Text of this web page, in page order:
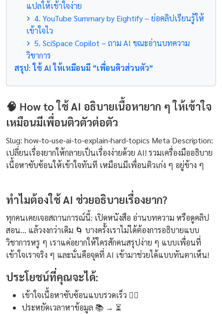
แปลให้เข้าใจง่าย
4. YouTube Summary by Eightify – ย่อคลิปเรียนรู้ให้
เข้าใจไว
5. SciSpace Copilot – ถาม AI ขณะอ่านบทความ
วิชาการ
สรุป: ใช้ AI ให้เหมือนมี “เพื่อนติวส่วนตัว”
🧠 How to ใช้ AI อธิบายเนื้อหายาก ๆ ให้เข้าใจ
เหมือนมีเพื่อนติวตัวต่อตัว
Slug: how-to-use-ai-to-explain-hard-topics Meta Description:
เปลี่ยนเรื่องยากให้กลายเป็นเรื่องง่ายด้วย AI! รวมเครื่องมืออธิบาย
เนื้อหาซับซ้อนให้เข้าใจทันที เหมือนมีเพื่อนติวเก่ง ๆ อยู่ข้าง ๆ
ทำไมต้องใช้ AI ช่วยอธิบายเรื่องยาก?
ทุกคนเคยเจอสถานการณ์นี้: เปิดหนังสือ อ่านบทความ หรือดูคลิป
สอน... แล้วงงกว่าเดิม 🌀 บางครั้งเราไม่ได้ต้องการอธิบายแบบ
วิชาการหรู ๆ เราแค่อยากให้ใครสักคนสรุปง่าย ๆ แบบเพื่อนที่
เข้าใจเราจริง ๆ และนั่นคือจุดที่ AI เข้ามาช่วยได้แบบทันตาเห็น!
ประโยชน์ที่คุณจะได้:
เข้าใจเนื้อหาซับซ้อนแบบรวดเร็ว 🏃‍♂️
ประหยัดเวลาหาข้อมูล 📚 → ⏳